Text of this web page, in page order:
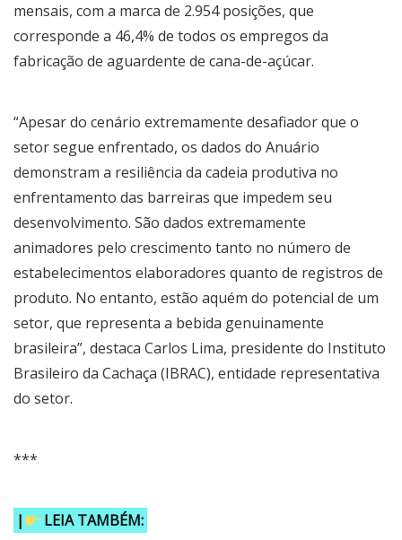
mensais, com a marca de 2.954 posições, que
corresponde a 46,4% de todos os empregos da
fabricação de aguardente de cana-de-açúcar.
“Apesar do cenário extremamente desafiador que o
setor segue enfrentado, os dados do Anuário
demonstram a resiliência da cadeia produtiva no
enfrentamento das barreiras que impedem seu
desenvolvimento. São dados extremamente
animadores pelo crescimento tanto no número de
estabelecimentos elaboradores quanto de registros de
produto. No entanto, estão aquém do potencial de um
setor, que representa a bebida genuinamente
brasileira”, destaca Carlos Lima, presidente do Instituto
Brasileiro da Cachaça (IBRAC), entidade representativa
do setor.
***
| LEIA TAMBÉM: